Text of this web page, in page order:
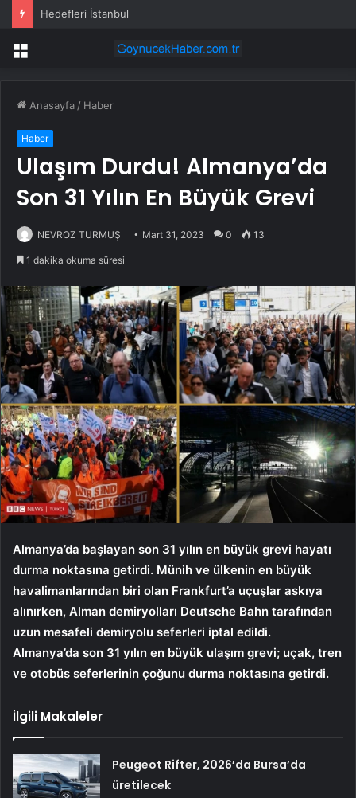
Hedefleri İstanbul
Menü
Anasayfa / Haber
Haber
Ulaşım Durdu! Almanya’da
Son 31 Yılın En Büyük Grevi
NEVROZ TURMUŞ Mart 31, 2023 0 13
1 dakika okuma süresi
Almanya’da başlayan son 31 yılın en büyük grevi hayatı
durma noktasına getirdi. Münih ve ülkenin en büyük
havalimanlarından biri olan Frankfurt’a uçuşlar askıya
alınırken, Alman demiryolları Deutsche Bahn tarafından
uzun mesafeli demiryolu seferleri iptal edildi.
Almanya’da son 31 yılın en büyük ulaşım grevi; uçak, tren
ve otobüs seferlerinin çoğunu durma noktasına getirdi.
İlgili Makaleler
Peugeot Rifter, 2026’da Bursa’da
üretilecek